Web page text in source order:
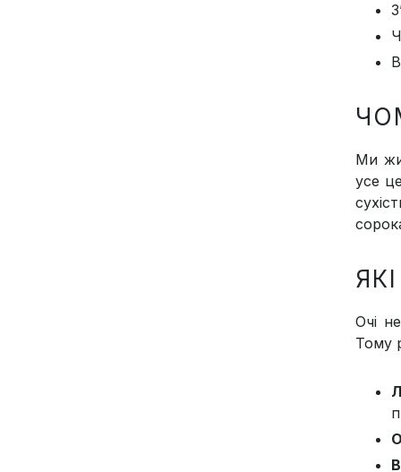
Ми
усе
Очі
Тому